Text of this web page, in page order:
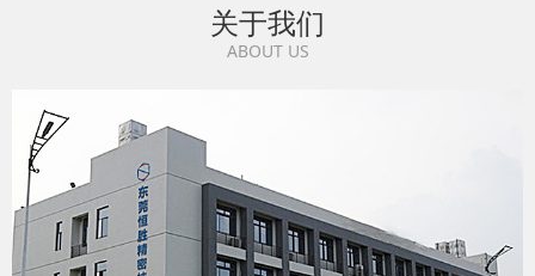
关于我们
ABOUT US